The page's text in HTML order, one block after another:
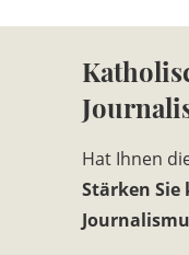
Hat Ihnen
Stärken